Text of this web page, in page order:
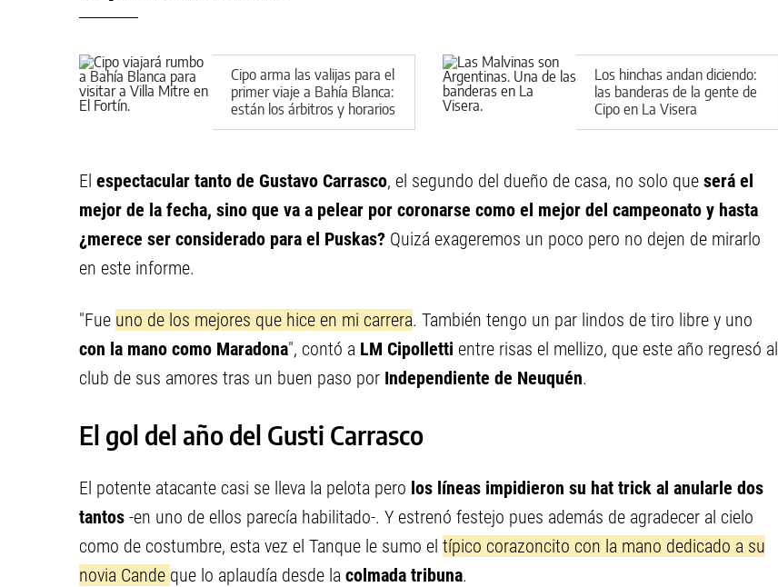
Cipo arma las valijas para el
primer viaje a Bahía Blanca:
están los árbitros y horarios
de la fecha
Los hinchas andan diciendo:
las banderas de la gente de
Cipo en La Visera
El espectacular tanto de Gustavo Carrasco, el segundo del dueño de casa, no solo que será el
mejor de la fecha, sino que va a pelear por coronarse como el mejor del campeonato y hasta
¿merece ser considerado para el Puskas? Quizá exageremos un poco pero no dejen de mirarlo
en este informe.
"Fue uno de los mejores que hice en mi carrera. También tengo un par lindos de tiro libre y uno
con la mano como Maradona", contó a LM Cipolletti entre risas el mellizo, que este año regresó al
club de sus amores tras un buen paso por Independiente de Neuquén.
El gol del año del Gusti Carrasco
El potente atacante casi se lleva la pelota pero los líneas impidieron su hat trick al anularle dos
tantos -en uno de ellos parecía habilitado-. Y estrenó festejo pues además de agradecer al cielo
como de costumbre, esta vez el Tanque le sumo el típico corazoncito con la mano dedicado a su
novia Cande que lo aplaudía desde la colmada tribuna.